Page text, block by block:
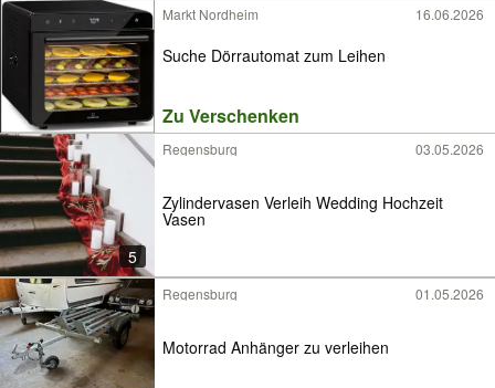
Markt Nordheim 16.06.2026
Suche Dörrautomat zum Leihen
Zu Verschenken
5
Regensburg 03.05.2026
Zylindervasen Verleih Wedding Hochzeit
Vasen
Regensburg 01.05.2026
Motorrad Anhänger zu verleihen